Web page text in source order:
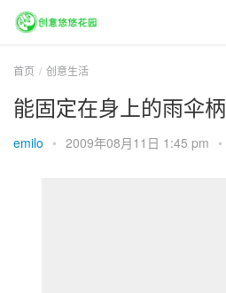
首页 创意生活
能固定在身上的雨伞柄
emilo • 2009年08月11日 1:45 pm •